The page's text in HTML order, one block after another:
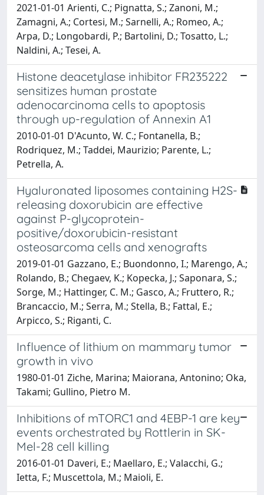
2021-01-01 Arienti, C.; Pignatta, S.; Zanoni, M.;
Zamagni, A.; Cortesi, M.; Sarnelli, A.; Romeo, A.;
Arpa, D.; Longobardi, P.; Bartolini, D.; Tosatto, L.;
Naldini, A.; Tesei, A.
Histone deacetylase inhibitor FR235222
sensitizes human prostate
adenocarcinoma cells to apoptosis
through up-regulation of Annexin A1
2010-01-01 D'Acunto, W. C.; Fontanella, B.;
Rodriquez, M.; Taddei, Maurizio; Parente, L.;
Petrella, A.
Hyaluronated liposomes containing H2S-
releasing doxorubicin are effective
against P-glycoprotein-
positive/doxorubicin-resistant
osteosarcoma cells and xenografts
2019-01-01 Gazzano, E.; Buondonno, I.; Marengo, A.;
Rolando, B.; Chegaev, K.; Kopecka, J.; Saponara, S.;
Sorge, M.; Hattinger, C. M.; Gasco, A.; Fruttero, R.;
Brancaccio, M.; Serra, M.; Stella, B.; Fattal, E.;
Arpicco, S.; Riganti, C.
Influence of lithium on mammary tumor
growth in vivo
1980-01-01 Ziche, Marina; Maiorana, Antonino; Oka,
Takami; Gullino, Pietro M.
Inhibitions of mTORC1 and 4EBP-1 are key
events orchestrated by Rottlerin in SK-
Mel-28 cell killing
2016-01-01 Daveri, E.; Maellaro, E.; Valacchi, G.;
Ietta, F.; Muscettola, M.; Maioli, E.